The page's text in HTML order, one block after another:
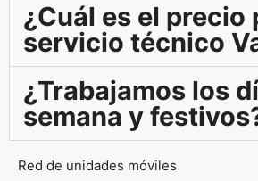
¿Cuál es el precio
servicio técnico
¿Trabajamos los
semana y
Red de unidades móviles